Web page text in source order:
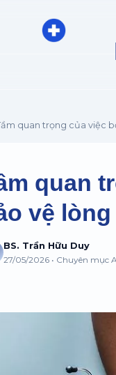
quan trọng của việc
quan
vệ
BS. Trần Hữu Duy
27/05/2026 • Chuyên mục